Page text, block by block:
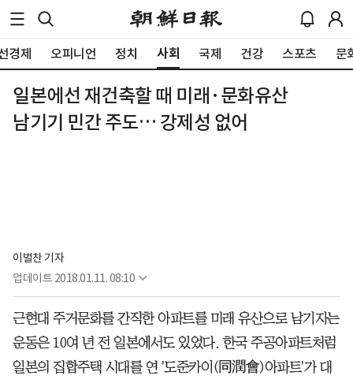
경제 오피니언 정치 사회 국제 건강 스포츠 문
일본에선 재건축할 때 미래·문화유산
남기기 민간 주도… 강제성 없어
이벌찬 기자
업데이트 2018.01.11. 08:10
근현대 주거문화를 간직한 아파트를 미래 유산으로 남기자는
운동은 10여 년 전 일본에서도 있었다. 한국 주공아파트처럼
일본의 집합주택 시대를 연 '도준카이(同潤會)아파트'가 대